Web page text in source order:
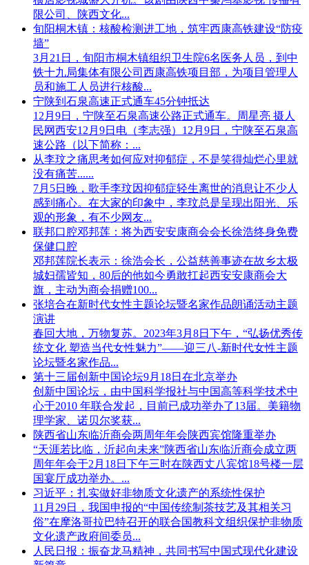
限公司、陕西文化...
旬阳桐木镇：核酸检测进工地，筑牢西康高铁建设“防疫
墙”
3月21日，旬阳市桐木镇组织卫生院6名医务人员，到中
铁十九局集体有限公司西康高铁项目部，为项目管理人
员和施工人员进行核酸...
宁陕到石泉高速正式通车45分钟抵达
12月9日，宁陕至石泉高速公路正式通车。周星亮 摄人
民网西安12月9日电（李志强）12月9日，宁陕至石泉高
速公路（以下简称：...
从李玟之痛思考如何应对抑郁症，不是笑得灿烂心里就
没有痛苦......
7月5日晚，歌手李玟因抑郁症轻生离世的消息让不少人
感到痛心。在大家的印象中，李玟总是呈现出阳光、乐
观的形象，有不少网友...
联邦口腔邓邦莲：将为西安安康商会会长徐浩终身免费
保健口腔
邓邦莲院长表示：徐浩会长，公益慈善事迹在故乡太极
城妇孺皆知，80后的他如今勇敢扛起西安安康商会大
旗，主动为商会捐赠100...
张培合在新时代女性主题论坛暨名家作品朗诵活动主题
演讲
春回大地，万物复苏。2023年3月8日下午，“弘扬优秀传
统文化 塑造当代女性魅力”——迎三八-新时代女性主题
论坛暨名家作品...
第十三届创新中国论坛9月18日在北京举办
创新中国论坛，由中国科学报社与中国高等科学技术中
心于2010 年联合发起，目前已成功举办了13届。美籍物
理学家、诺贝尔奖获...
陕西省山东临沂商会两周年年会陕西宾馆隆重举办
“天涯若比临，沂起向未来”陕西省山东临沂商会成立两
周年年会于2月18日下午三时在陕西丈八宾馆18号楼一层
国宴厅成功举办。...
习近平：扎实做好非物质文化遗产的系统性保护
11月29日，我国申报的“中国传统制茶技艺及其相关习
俗”在摩洛哥拉巴特召开的联合国教科文组织保护非物质
文化遗产政府间委员...
人民日报：振奋龙马精神，共同书写中国式现代化建设